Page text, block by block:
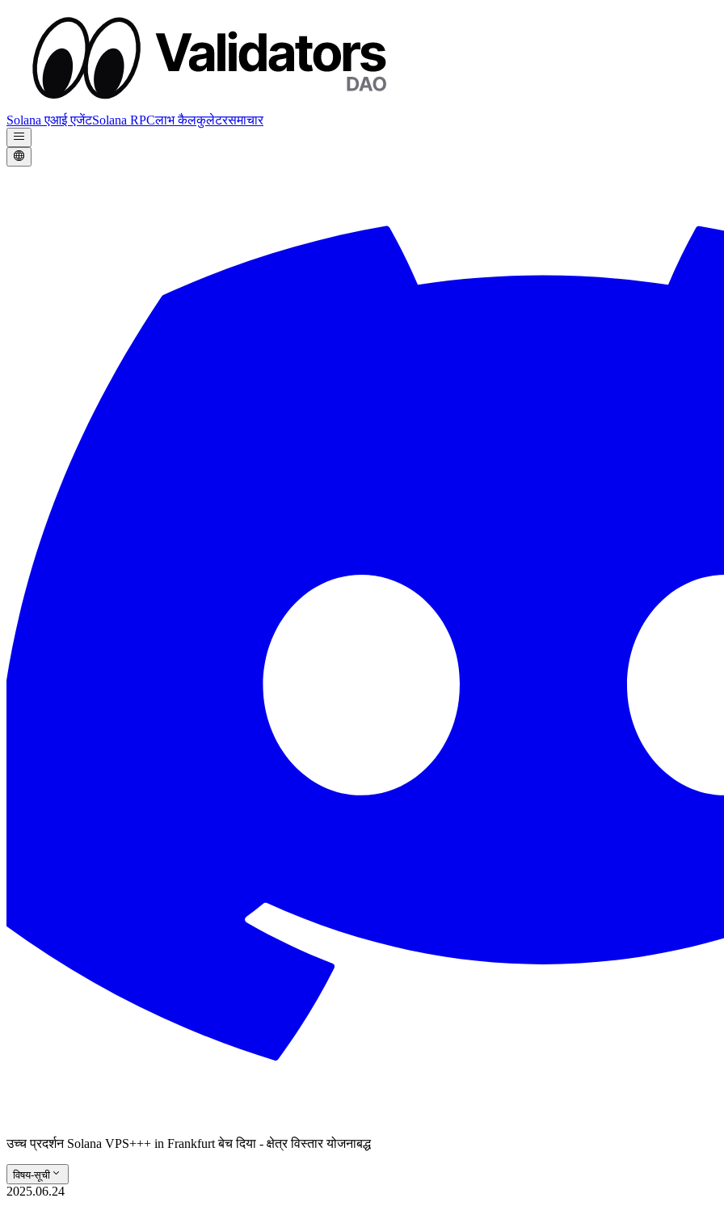
Solana एआई एजेंटSolana RPCलाभ कैलकुलेटरसमाचार
उच्च प्रदर्शन Solana VPS+++ in Frankfurt बेच दिया - क्षेत्र विस्तार योजनाबद्ध
विषय-सूची
2025.06.24